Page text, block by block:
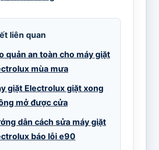
liên quan
quản an toàn cho máy giặt
mùa mưa
giặt Electrolux giặt xong
mở được cửa
dẫn cách sửa máy giặt
báo lỗi e90